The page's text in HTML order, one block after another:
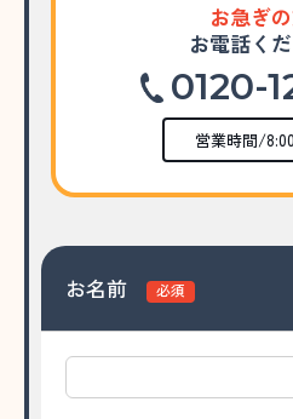
お急ぎ
お電話く
0120-
営業時間/
お名前 必須